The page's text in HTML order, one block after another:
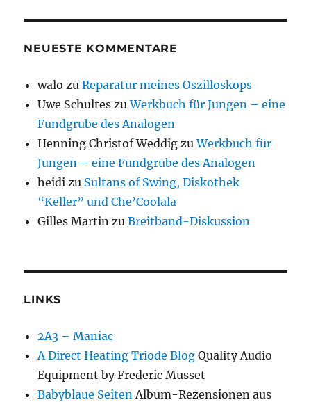
NEUESTE KOMMENTARE
walo zuReparatur meines Oszilloskops
Uwe Schultes zuWerkbuch für Jungen – eine
Fundgrube des Analogen
Henning Christof Weddig zuWerkbuch für
Jungen – eine Fundgrube des Analogen
heidi zu Sultans of Swing, Diskothek
“Keller” und Che’Coolala
Gilles Martin zuBreitband-Diskussion
LINKS
2A3 – Maniac
A Direct Heating Triode Blog Quality Audio
Equipment by Frederic Musset
Babyblaue Seiten Album-Rezensionen aus